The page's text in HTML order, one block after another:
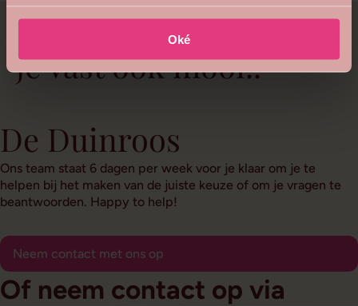
Oké
Deze accessoires vind
je vast ook mooi..
De Duinroos
Ons team staat 6 dagen per week voor je klaar om je te
helpen bij het maken van de juiste keuze of om je vragen te
beantwoorden. Happy to help!
Neem contact met ons op
Of neem contact op via